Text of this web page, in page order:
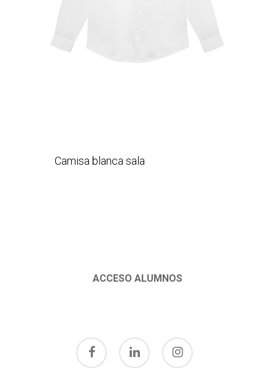
Camisa blanca sala
ACCESO ALUMNOS
facebook linkedin instagram